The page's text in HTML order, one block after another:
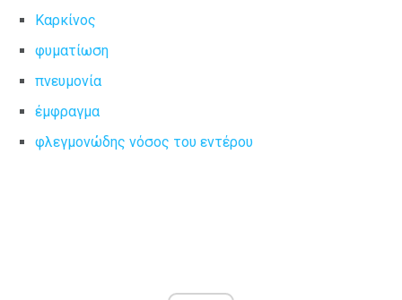
Καρκίνος
φυματίωση
πνευμονία
έμφραγμα
φλεγμονώδης νόσος του εντέρου